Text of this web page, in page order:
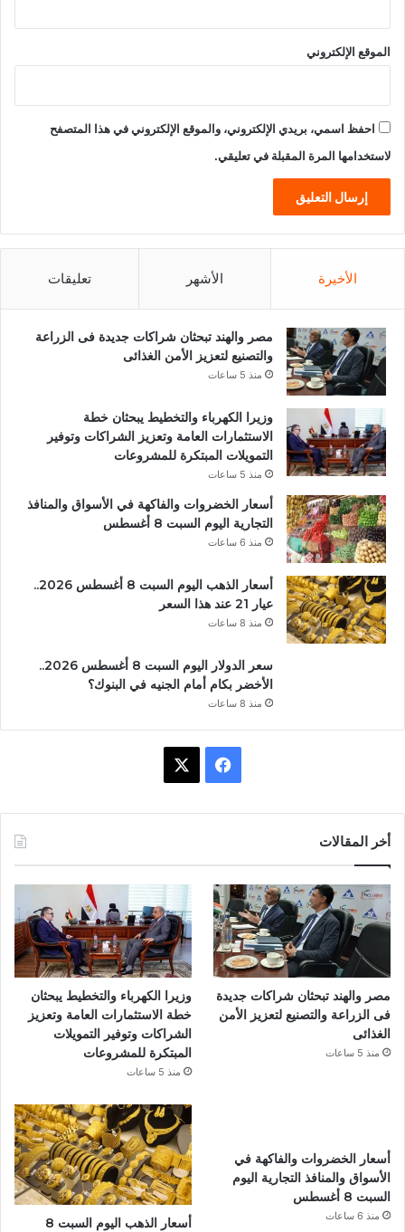
الموقع الإلكتروني
احفظ اسمي، بريدي الإلكتروني، والموقع الإلكتروني في هذا المتصفح
لاستخدامها المرة المقبلة في تعليقي.
الأخيرة الأشهر تعليقات
مصر والهند تبحثان شراكات جديدة فى الزراعة
والتصنيع لتعزيز الأمن الغذائى
منذ 5 ساعات
وزيرا الكهرباء والتخطيط يبحثان خطة
الاستثمارات العامة وتعزيز الشراكات وتوفير
التمويلات المبتكرة للمشروعات
منذ 5 ساعات
أسعار الخضروات والفاكهة في الأسواق والمنافذ
التجارية اليوم السبت 8 أغسطس
منذ 6 ساعات
أسعار الذهب اليوم السبت 8 أغسطس 2026..
عيار 21 عند هذا السعر
منذ 8 ساعات
سعر الدولار اليوم السبت 8 أغسطس 2026..
الأخضر بكام أمام الجنيه في البنوك؟
منذ 8 ساعات
و
ك
أخر المقالات
مصر والهند تبحثان شراكات جديدة
فى الزراعة والتصنيع لتعزيز الأمن
الغذائى
منذ 5 ساعات
وزيرا الكهرباء والتخطيط يبحثان
خطة الاستثمارات العامة وتعزيز
الشراكات وتوفير التمويلات
المبتكرة للمشروعات
منذ 5 ساعات
أسعار الخضروات والفاكهة في
الأسواق والمنافذ التجارية اليوم
السبت 8 أغسطس
منذ 6 ساعات
أسعار الذهب اليوم السبت 8